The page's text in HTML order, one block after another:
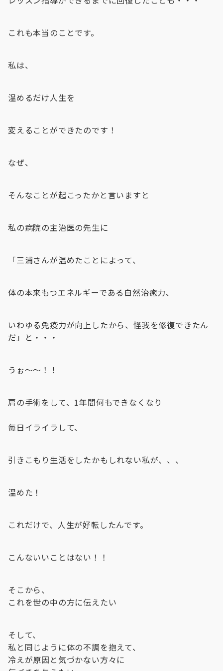
これも本当のことです。
私は、
温めるだけ人生を
変えることができたのです！
なぜ、
そんなことが起こったかと言いますと
私の病院の主治医の先生に
「三浦さんが温めたことによって、
体の本来もつエネルギーである自然治癒力、
いわゆる免疫力が向上したから、怪我を修復できたん
だ」と・・・
うぉ〜〜！！
肩の手術をして、1年間何もできなくなり
毎日イライラして、
引きこもり生活をしたかもしれない私が、、、
温めた！
これだけで、人生が好転したんです。
こんないいことはない！！
そこから、
これを世の中の方に伝えたい
そして、
私と同じように体の不調を抱えて、
冷えが原因と気づかない方々に